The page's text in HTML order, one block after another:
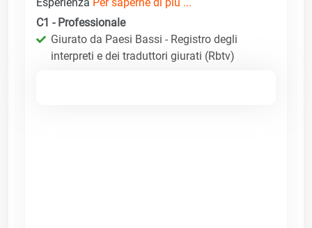
C1 - Professionale
Giurato da Paesi Bassi - Registro degli
interpreti e dei traduttori giurati (Rbtv)